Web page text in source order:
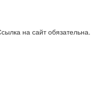
на сайт обязательна.